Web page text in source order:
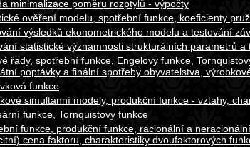
minimalizace poměru rozptylů - výpočty
ověření modelu, spotřební funkce, koeficienty
výsledků ekonometrického modelu a testování
statistické významnosti strukturálních parametrů a
řady, spotřební funkce, Engelovy funkce,
poptávky a finální spotřeby obyvatelstva,
funkce
simultánní modely, produkční funkce - vztahy,
funkce, Tornquistovy funkce
funkce, produkční funkce, racionální a
cena faktoru, charakteristiky dvoufaktorových